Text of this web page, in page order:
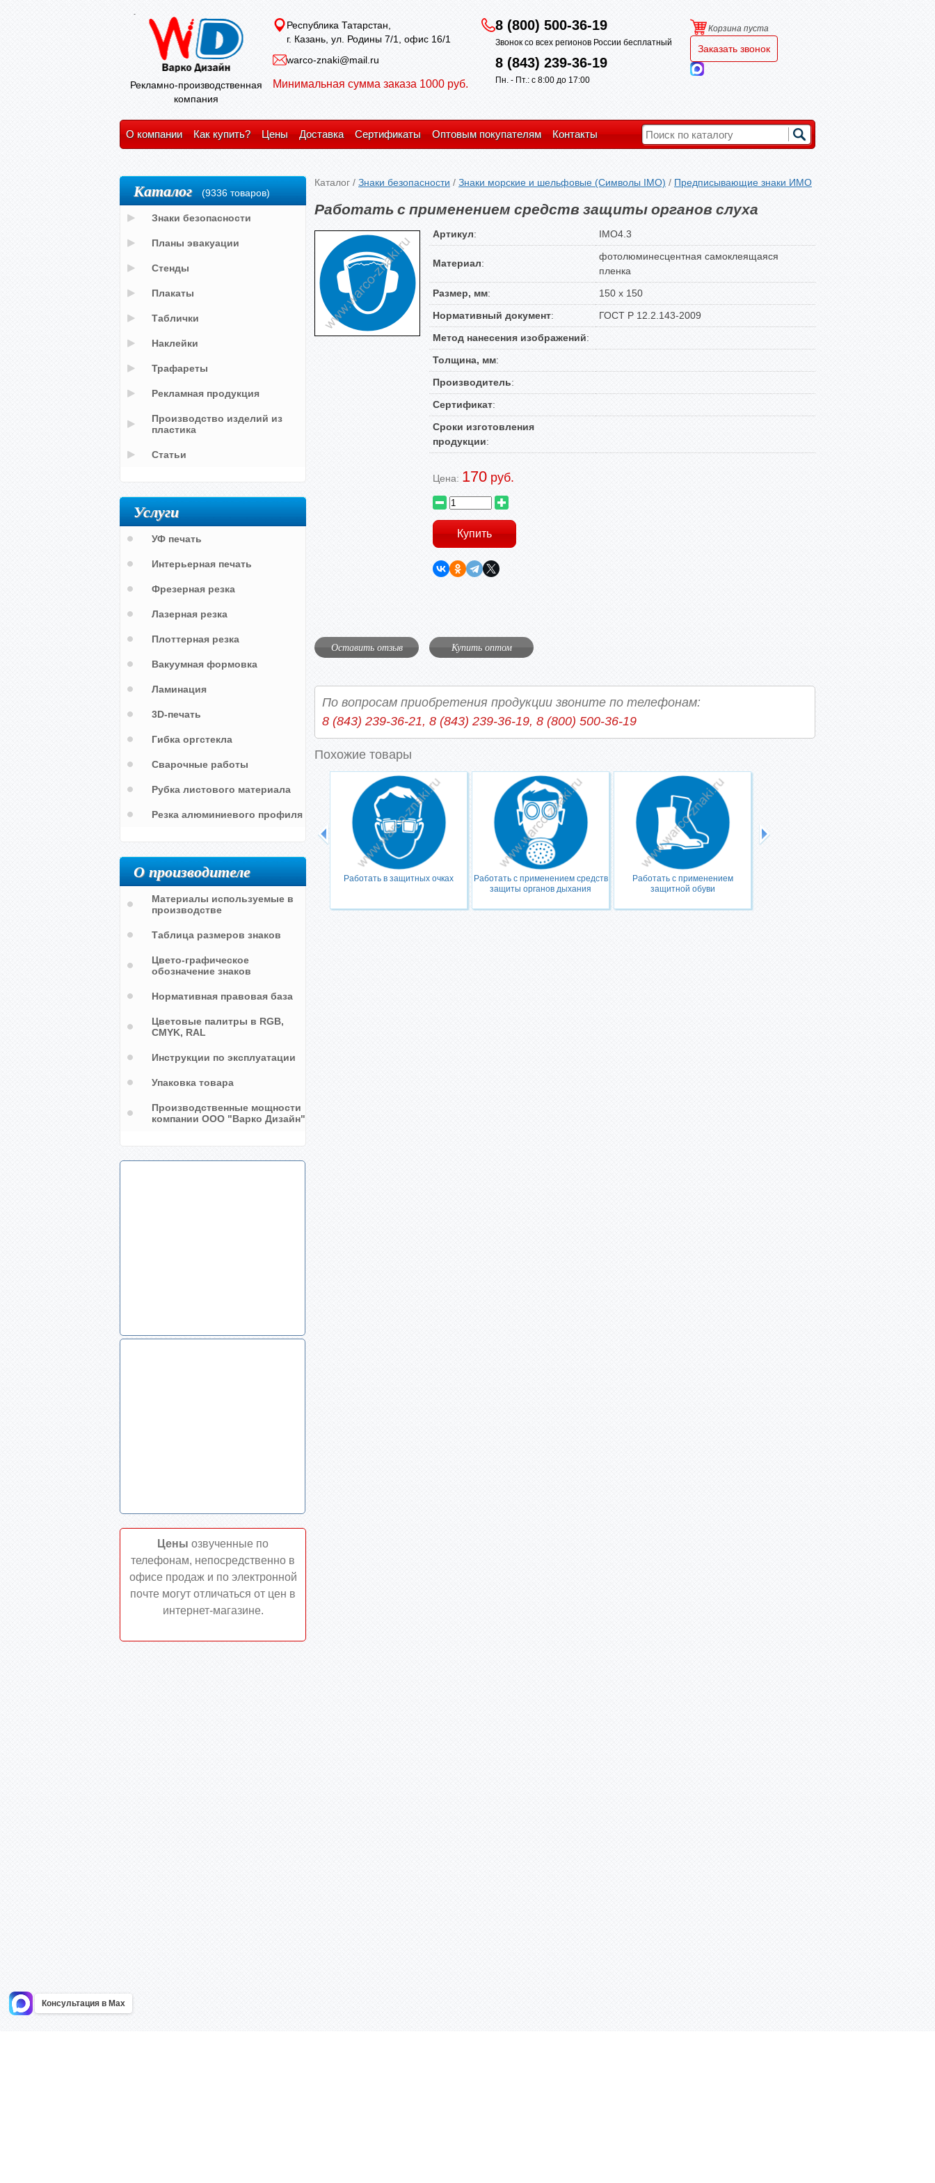
Рекламно-производственная
компания
Республика Татарстан,
г. Казань, ул. Родины 7/1, офис 16/1
warco-znaki@mail.ru
Минимальная сумма заказа 1000 руб.
8 (800) 500-36-19
Звонок со всех регионов России бесплатный
8 (843) 239-36-19
Пн. - Пт.: с 8:00 до 17:00
Корзина пуста
Заказать звонок
О компании Как купить? Цены Доставка Сертификаты Оптовым покупателям Контакты
Каталог / Знаки безопасности / Знаки морские и шельфовые (Символы IMO) / Предписывающие знаки ИМО
Работать с применением средств защиты органов слуха
Артикул: IMO4.3
Материал:
фотолюминесцентная самоклеящаяся
пленка
Размер, мм:
150 х 150
Нормативный документ:
ГОСТ Р 12.2.143-2009
Метод нанесения изображений:
Толщина, мм:
Производитель:
Сертификат:
Сроки изготовления
продукции:
Цена: 170 руб.
Оставить отзыв Купить оптом
По вопросам приобретения продукции звоните по телефонам:
8 (843) 239-36-21, 8 (843) 239-36-19, 8 (800) 500-36-19
Похожие товары
Работать в защитных перчатках Работать в защитных очках
Работать с применением средств
защиты органов дыхания
Работать с применением
защитной обуви
Каталог (9336 товаров)
Знаки безопасности
Планы эвакуации
Стенды
Плакаты
Таблички
Наклейки
Трафареты
Рекламная продукция
Производство изделий из
пластика
Статьи
Услуги
УФ печать
Интерьерная печать
Фрезерная резка
Лазерная резка
Плоттерная резка
Вакуумная формовка
Ламинация
3D-печать
Гибка оргстекла
Сварочные работы
Рубка листового материала
Резка алюминиевого профиля
О производителе
Материалы используемые в
производстве
Таблица размеров знаков
Цвето-графическое
обозначение знаков
Нормативная правовая база
Цветовые палитры в RGB,
CMYK, RAL
Инструкции по эксплуатации
Упаковка товара
Производственные мощности
компании ООО "Варко Дизайн"
Цены озвученные по
телефонам, непосредственно в
офисе продаж и по электронной
почте могут отличаться от цен в
интернет-магазине.
Консультация в Max